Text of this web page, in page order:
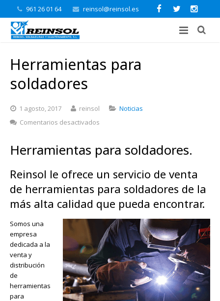
961 26 01 64 reinsol@reinsol.es
Herramientas para
soldadores
1 agosto, 2017 reinsol
Noticias
Comentarios desactivados
soldadores
Herramientas para soldadores.
Reinsol le ofrece un servicio de venta
de herramientas para soldadores de la
más alta calidad que pueda encontrar.
Somos una
empresa
dedicada a la
venta y
distribución
de
herramientas
para